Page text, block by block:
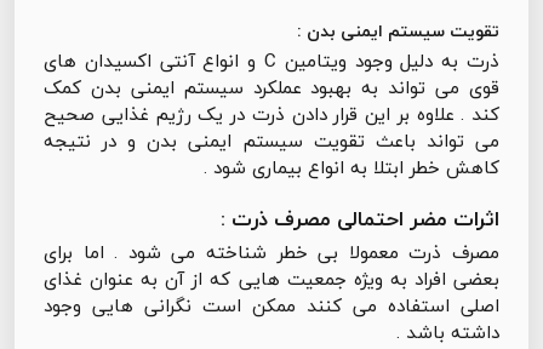
تقویت سیستم ایمنی بدن :
ذرت به دلیل وجود ویتامین C و انواع آنتی اکسیدان های
قوی می تواند به بهبود عملکرد سیستم ایمنی بدن کمک
کند . علاوه بر این قرار دادن ذرت در یک رژیم غذایی صحیح
می تواند باعث تقویت سیستم ایمنی بدن و در نتیجه
کاهش خطر ابتلا به انواع بیماری شود .
اثرات مضر احتمالی مصرف ذرت :
مصرف ذرت معمولا بی خطر شناخته می شود . اما برای
بعضی افراد به ویژه جمعیت هایی که از آن به عنوان غذای
اصلی استفاده می کنند ممکن است نگرانی هایی وجود
داشته باشد .